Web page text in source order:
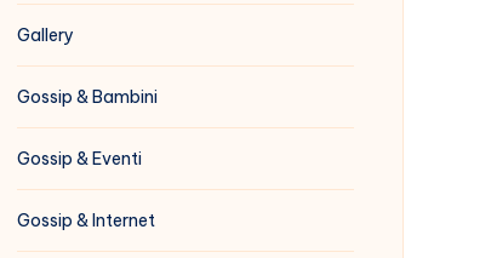
Gallery
Gossip & Bambini
Gossip & Eventi
Gossip & Internet